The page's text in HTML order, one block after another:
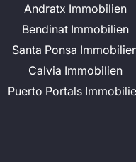
Andratx Immobilien
Bendinat Immobilien
Santa Ponsa
Calvia Immobilien
Puerto Portals